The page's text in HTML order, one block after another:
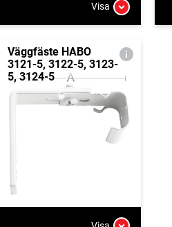
Visa
Väggfäste HABO
3121-5, 3122-5, 3123-
5, 3124-5